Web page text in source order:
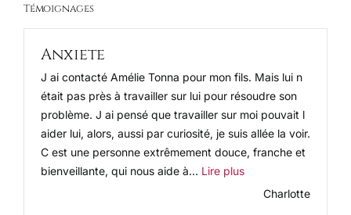
Témoignages
Anxiete
J ai contacté Amélie Tonna pour mon fils. Mais lui n
était pas près à travailler sur lui pour résoudre son
problème. J ai pensé que travailler sur moi pouvait l
aider lui, alors, aussi par curiosité, je suis allée la voir.
C est une personne extrêmement douce, franche et
bienveillante, qui nous aide à… Lire plus« Anxiete »
Charlotte